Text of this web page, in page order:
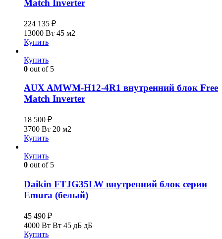
Match Inverter
224 135 ₽
13000 Вт 45 м2
Купить
Купить
0 out of 5
AUX AMWM-H12-4R1 внутренний блок Free
Match Inverter
18 500 ₽
3700 Вт 20 м2
Купить
Купить
0 out of 5
Daikin FTJG35LW внутренний блок серии
Emura (белый)
45 490 ₽
4000 Вт Вт 45 дБ дБ
Купить